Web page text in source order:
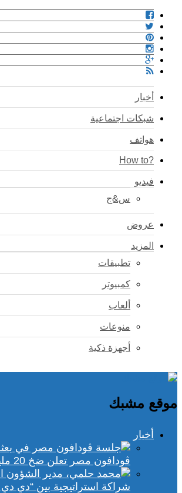
أخبار
شبكات اجتماعية
هواتف
?How to
فيديو
س&ج
عروض
المزيد
تطبيقات
كمبيوتر
ألعاب
منوعات
أجهزة ذكية
موقع مشبك
أخبار
ڤودافون مصر تعلن ضخ 20 مليار جنيه لتطوير البنية التحتية الرقمية
شراكة استراتيجية بين “دي